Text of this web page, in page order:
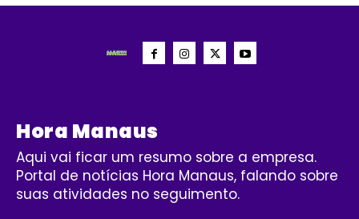
Hora Manaus
Aqui vai ficar um resumo sobre a empresa.
Portal de notícias Hora Manaus, falando sobre
suas atividades no seguimento.